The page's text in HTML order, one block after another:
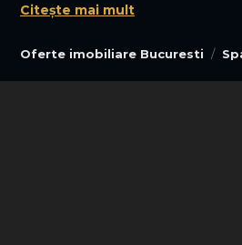
Oferte imobiliare Bucuresti
peste 10 ani, împreună cu terenul,
Citește mai mult